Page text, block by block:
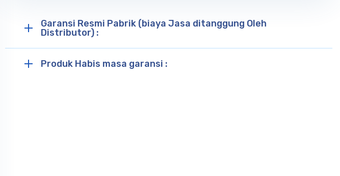
Garansi Resmi Pabrik (biaya Jasa ditanggung Oleh
Distributor) :
Produk Habis masa garansi :